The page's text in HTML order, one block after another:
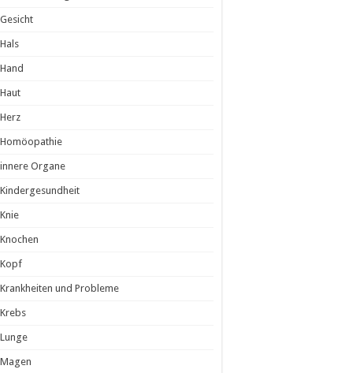
Gesicht
Hals
Hand
Haut
Herz
Homöopathie
innere Organe
Kindergesundheit
Knie
Knochen
Kopf
Krankheiten und Probleme
Krebs
Lunge
Magen